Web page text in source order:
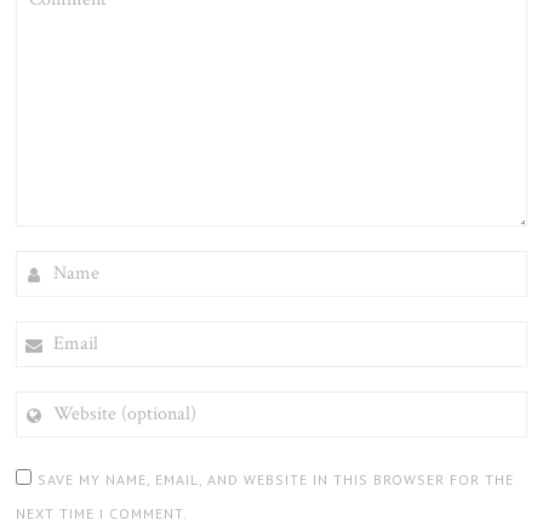
(OPTIONAL)
SAVE MY NAME, EMAIL, AND WEBSITE IN THIS BROWSER FOR THE
NEXT TIME I COMMENT.